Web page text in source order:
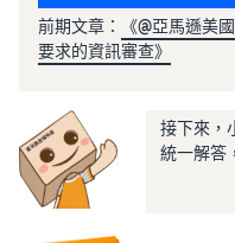
前期文章：
《@亞馬遜美
要求的資訊審查》
接下來，
統一解答